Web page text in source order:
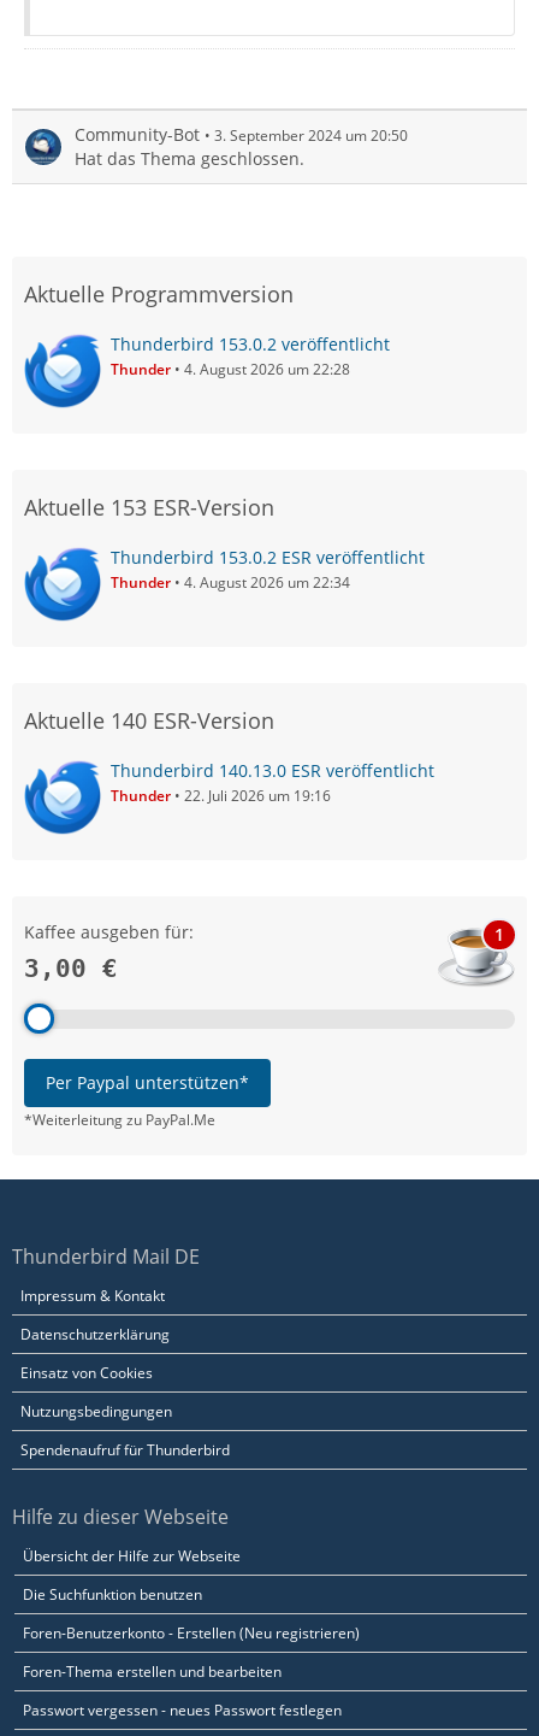
Community-Bot 3. September 2024 um 20:50
Hat das Thema geschlossen.
Aktuelle Programmversion
Thunderbird 153.0.2 veröffentlicht
Thunder 4. August 2026 um 22:28
Aktuelle 153 ESR-Version
Thunderbird 153.0.2 ESR veröffentlicht
Thunder 4. August 2026 um 22:34
Aktuelle 140 ESR-Version
Thunderbird 140.13.0 ESR veröffentlicht
Thunder 22. Juli 2026 um 19:16
Kaffee ausgeben für:
3,00 €
1
Per Paypal unterstützen*
*Weiterleitung zu PayPal.Me
Thunderbird Mail DE
Impressum & Kontakt
Datenschutzerklärung
Einsatz von Cookies
Nutzungsbedingungen
Spendenaufruf für Thunderbird
Hilfe zu dieser Webseite
Übersicht der Hilfe zur Webseite
Die Suchfunktion benutzen
Foren-Benutzerkonto - Erstellen (Neu registrieren)
Foren-Thema erstellen und bearbeiten
Passwort vergessen - neues Passwort festlegen